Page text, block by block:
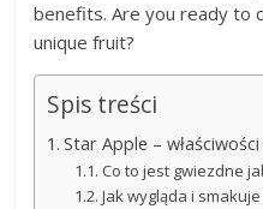
benefits. Are you ready to
unique fruit?
Spis treści
Star Apple –
Co to jest gwiezdne
Jak wygląda i